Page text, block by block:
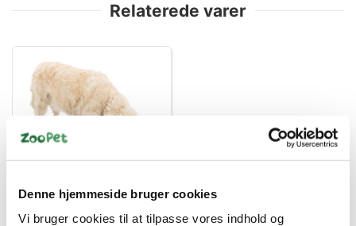
Denne hjemmeside bruger cookies
Vi bruger cookies til at tilpasse vores indhold og
Relaterede varer
Activity Snuse tæppe,
50 × 34 cm